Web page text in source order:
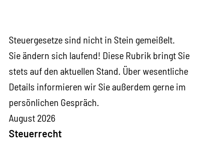
Steuergesetze sind nicht in Stein gemeißelt.
Sie ändern sich laufend! Diese Rubrik bringt Sie
stets auf den aktuellen Stand. Über wesentliche
Details informieren wir Sie außerdem gerne im
persönlichen Gespräch.
August 2026
Steuerrecht